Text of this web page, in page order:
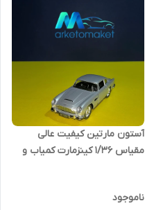
آستون مارتین کیفیت عالی
مقیاس ۱/۳۶ کینزمارت کمیاب و
ناموجود